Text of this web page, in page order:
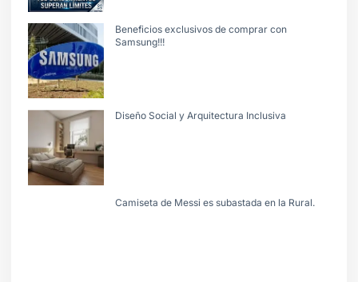
Beneficios exclusivos de comprar con
Samsung!!!
Diseño Social y Arquitectura Inclusiva
Camiseta de Messi es subastada en la Rural.